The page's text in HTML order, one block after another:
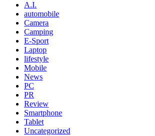
A.I.
automobile
Camera
Camping
E-Sport
Laptop
lifestyle
Mobile
News
PC
PR
Review
Smartphone
Tablet
Uncategorized